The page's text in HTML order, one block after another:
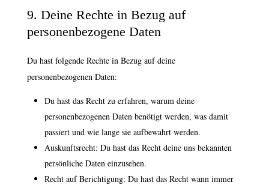
9. Deine Rechte in Bezug auf
personenbezogene Daten
Du hast folgende Rechte in Bezug auf deine
personenbezogenen Daten:
Du hast das Recht zu erfahren, warum deine
personenbezogenen Daten benötigt werden, was damit
passiert und wie lange sie aufbewahrt werden.
Auskunftsrecht: Du hast das Recht deine uns bekannten
persönliche Daten einzusehen.
Recht auf Berichtigung: Du hast das Recht wann immer